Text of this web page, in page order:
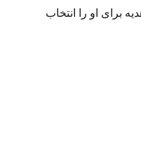
برای او را انتخاب